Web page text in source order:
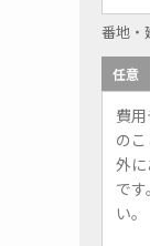
番地・
任意